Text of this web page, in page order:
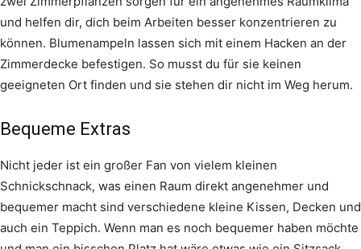
und helfen dir, dich beim Arbeiten besser konzentrieren zu
können. Blumenampeln lassen sich mit einem Hacken an der
Zimmerdecke befestigen. So musst du für sie keinen
geeigneten Ort finden und sie stehen dir nicht im Weg herum.
Bequeme Extras
Nicht jeder ist ein großer Fan von vielem kleinen
Schnickschnack, was einen Raum direkt angenehmer und
bequemer macht sind verschiedene kleine Kissen, Decken und
auch ein Teppich. Wenn man es noch bequemer haben möchte